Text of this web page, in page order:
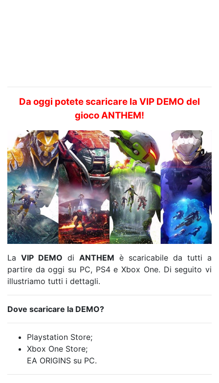
Da oggi potete scaricare la VIP DEMO del
gioco ANTHEM!
La VIP DEMO di ANTHEM è scaricabile da tutti a
partire da oggi su PC, PS4 e Xbox One. Di seguito vi
illustriamo tutti i dettagli.
Dove scaricare la DEMO?
Playstation Store;
Xbox One Store;
EA ORIGINS su PC.